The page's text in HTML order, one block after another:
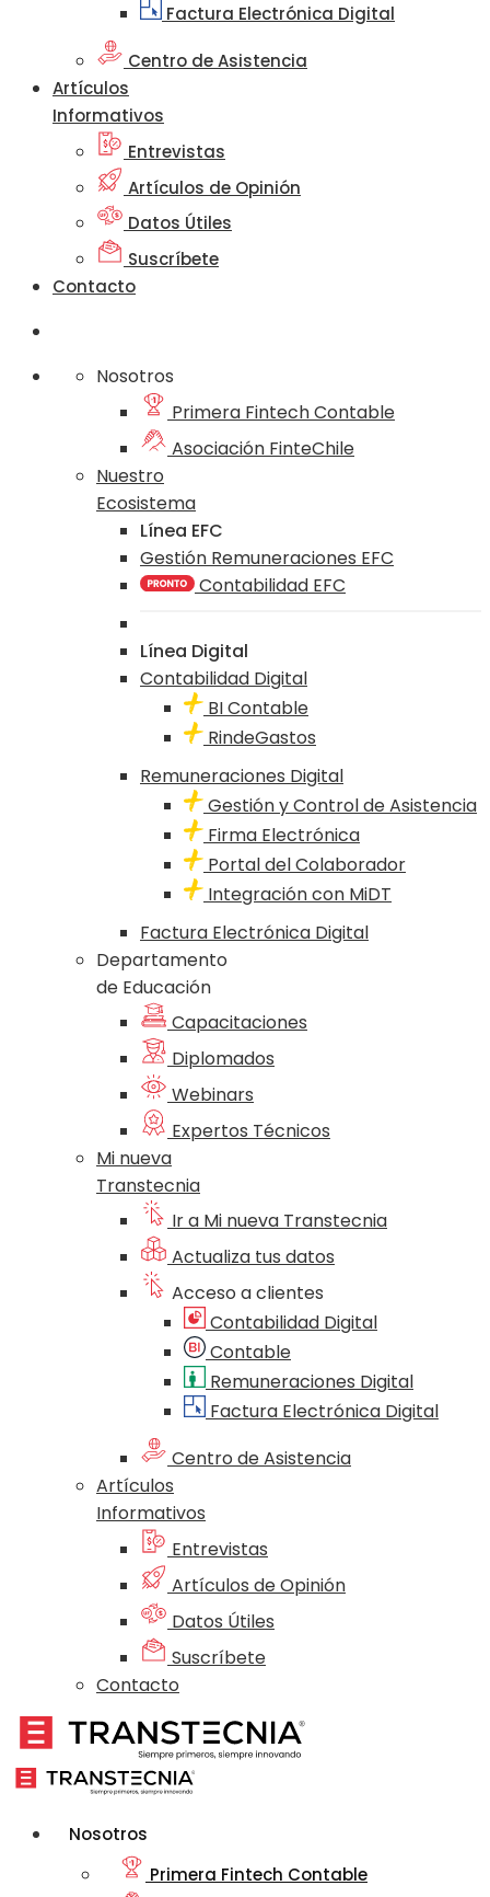
Factura Electrónica Digital
Centro de Asistencia
Artículos
Informativos
Entrevistas
Artículos de Opinión
Datos Útiles
Suscríbete
Contacto
Nosotros
Primera Fintech Contable
Asociación FinteChile
Nuestro
Ecosistema
Línea EFC
Gestión Remuneraciones EFC
Contabilidad EFC
Línea Digital
Contabilidad Digital
BI Contable
RindeGastos
Remuneraciones Digital
Gestión y Control de Asistencia
Firma Electrónica
Portal del Colaborador
Integración con MiDT
Factura Electrónica Digital
Departamento
de Educación
Capacitaciones
Diplomados
Webinars
Expertos Técnicos
Mi nueva
Transtecnia
Ir a Mi nueva Transtecnia
Actualiza tus datos
Acceso a clientes
Contabilidad Digital
Contable
Remuneraciones Digital
Factura Electrónica Digital
Centro de Asistencia
Artículos
Informativos
Entrevistas
Artículos de Opinión
Datos Útiles
Suscríbete
Contacto
Nosotros
Primera Fintech Contable